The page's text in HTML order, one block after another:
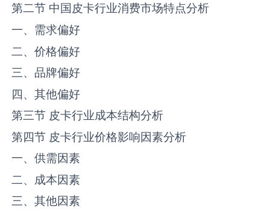
第二节 中国‌‌皮卡‌‌‌行业消费市场特点分析
一、需求偏好
二、价格偏好
三、品牌偏好
四、其他偏好
第三节 ‌‌皮卡‌‌‌行业成本结构分析
第四节 ‌‌皮卡‌‌‌行业价格影响因素分析
一、供需因素
二、成本因素
三、其他因素